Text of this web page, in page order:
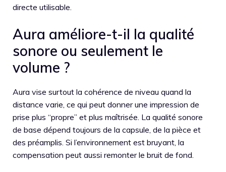
directe utilisable.
Aura améliore-t-il la qualité
sonore ou seulement le
volume ?
Aura vise surtout la cohérence de niveau quand la
distance varie, ce qui peut donner une impression de
prise plus “propre” et plus maîtrisée. La qualité sonore
de base dépend toujours de la capsule, de la pièce et
des préamplis. Si l’environnement est bruyant, la
compensation peut aussi remonter le bruit de fond.